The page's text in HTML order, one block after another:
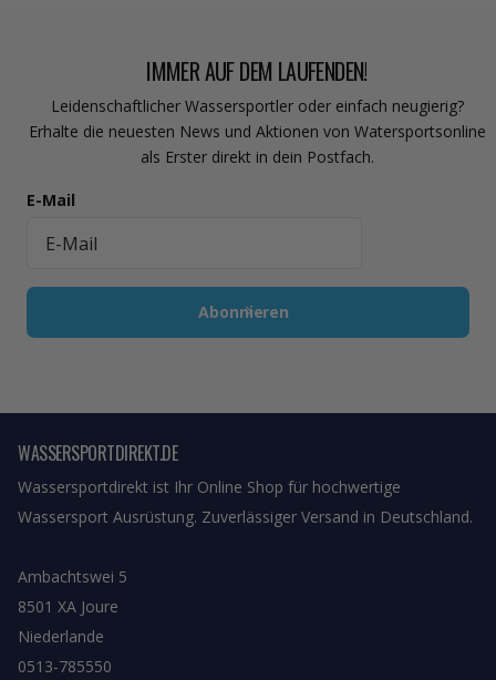
IMMER AUF DEM LAUFENDEN!
Leidenschaftlicher Wassersportler oder einfach neugierig?
Erhalte die neuesten News und Aktionen von Watersportsonline
als Erster direkt in dein Postfach.
E-Mail
Abonnieren
WASSERSPORTDIREKT.DE
Wassersportdirekt ist Ihr Online Shop für hochwertige
Wassersport Ausrüstung. Zuverlässiger Versand in Deutschland.
Ambachtswei 5
8501 XA Joure
Niederlande
0513-785550